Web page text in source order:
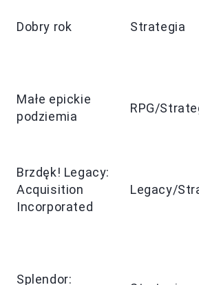
Dobry rok Strategia
Małe epickie
podziemia
RPG/
Brzdęk! Legacy:
Acquisition
Incorporated
Legacy/
Splendor: